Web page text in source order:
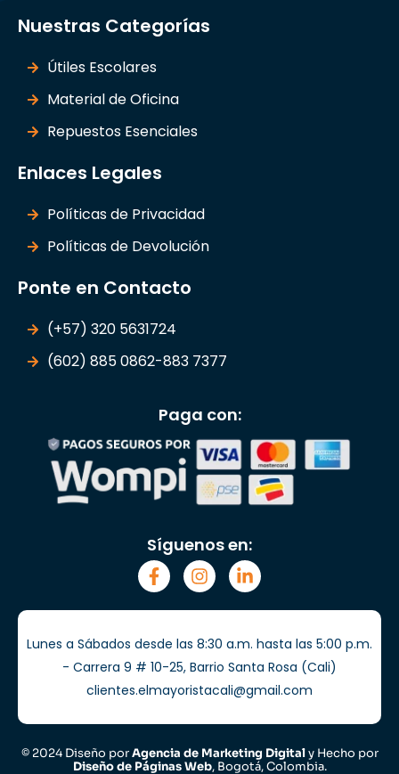
Nuestras Categorías
Útiles Escolares
Material de Oficina
Repuestos Esenciales
Enlaces Legales
Políticas de Privacidad
Políticas de Devolución
Ponte en Contacto
(+57) 320 5631724
(602) 885 0862-883 7377
Paga con:
Síguenos en:
Lunes a Sábados desde las 8:30 a.m. hasta las 5:00 p.m.
- Carrera 9 # 10-25, Barrio Santa Rosa (Cali)
clientes.elmayoristacali@gmail.com
© 2024 Diseño porAgencia de Marketing Digitaly Hecho por
Diseño de Páginas Web, Bogotá, Colombia.